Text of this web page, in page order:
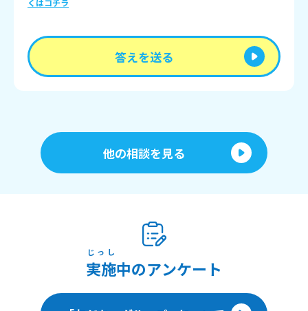
くはコチラ
答えを送る
他の相談を見る
実施
じっし
中のアンケート